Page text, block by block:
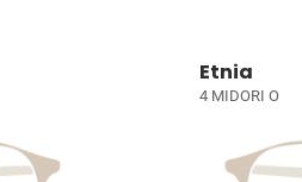
Etnia
4 MIDORI O